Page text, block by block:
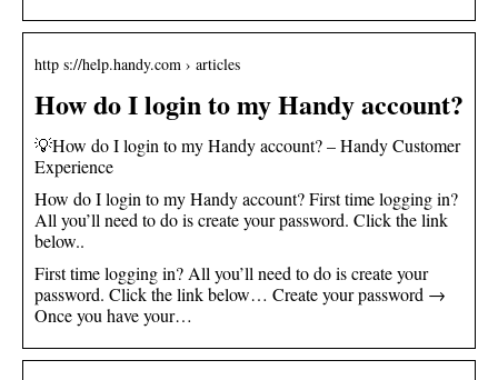
http s://help.handy.com › articles
How do I login to my Handy account?
💡How do I login to my Handy account? – Handy Customer
Experience
How do I login to my Handy account? First time logging in?
All you’ll need to do is create your password. Click the link
below..
First time logging in? All you’ll need to do is create your
password. Click the link below… Create your password →
Once you have your…